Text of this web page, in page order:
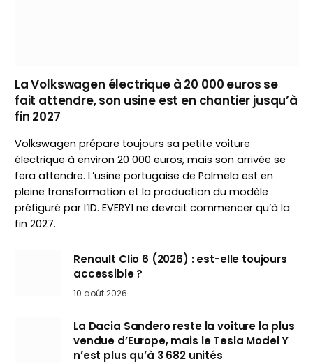
La Volkswagen électrique à 20 000 euros se
fait attendre, son usine est en chantier jusqu’à
fin 2027
Volkswagen prépare toujours sa petite voiture
électrique à environ 20 000 euros, mais son arrivée se
fera attendre. L’usine portugaise de Palmela est en
pleine transformation et la production du modèle
préfiguré par l’ID. EVERY1 ne devrait commencer qu’à la
fin 2027.
Renault Clio 6 (2026) : est-elle toujours
accessible ?
10 août 2026
La Dacia Sandero reste la voiture la plus
vendue d’Europe, mais le Tesla Model Y
n’est plus qu’à 3 682 unités